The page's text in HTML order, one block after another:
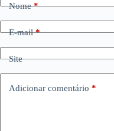
Nome*
E-mail*
Site
Adicionar comentário *